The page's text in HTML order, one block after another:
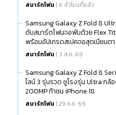
สมาร์ทโฟน | 6 ชั่วโมงที่แล้ว
Samsung Galaxy Z Fold 8
ดับสมาร์ตโฟนจอพับด้วย Flex
พร้อมอัปเกรดสเปคจอสุดเนียนตา
สมาร์ทโฟน | 3 ส.ค. 69
Samsung Galaxy Z Fold 8
ไลน์ 3 รุ่นรวด ชูโรงรุ่น Ultra กล้
200MP ท้าชน iPhone 18
สมาร์ทโฟน | 29 ก.ค. 69